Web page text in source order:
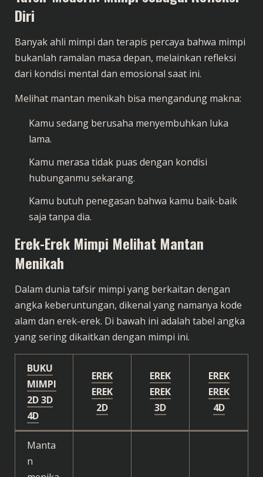
Diri
Banyak ahli mimpi dan terapis percaya bahwa mimpi
bukanlah ramalan masa depan, melainkan refleksi
dari kondisi mental dan emosional saat ini.
Melihat mantan menikah bisa mengandung makna:
Kamu sedang berusaha menyembuhkan luka
lama.
Kamu merasa tidak puas dengan kondisi
hubunganmu sekarang.
Kamu butuh penegasan bahwa kamu baik-baik
saja tanpa dia.
Erek-Erek Mimpi Melihat Mantan
Menikah
Dalam dunia tafsir mimpi yang berkaitan dengan
angka keberuntungan, dikenal yang namanya kode
alam dan erek-erek. Di bawah ini adalah tabel angka
yang sering dikaitkan dengan mimpi ini.
BUKU
MIMPI
2D 3D
4D
EREK
EREK
2D
EREK
EREK
3D
EREK
EREK
4D
Manta
n